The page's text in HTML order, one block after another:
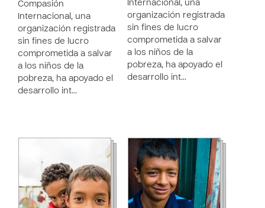
Compasión
Internacional, una
organización registrada
sin fines de lucro
comprometida a salvar
a los niños de la
pobreza, ha apoyado el
desarrollo int…
Internacional, una
organización registrada
sin fines de lucro
comprometida a salvar
a los niños de la
pobreza, ha apoyado el
desarrollo int…